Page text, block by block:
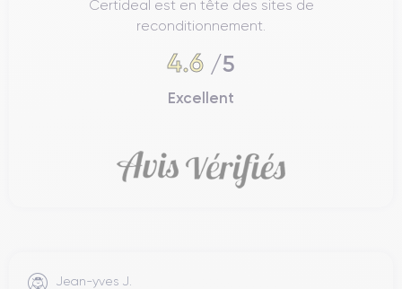
Certideal est en tête des sites de
reconditionnement.
4.6 /5
Excellent
Jean-yves J.